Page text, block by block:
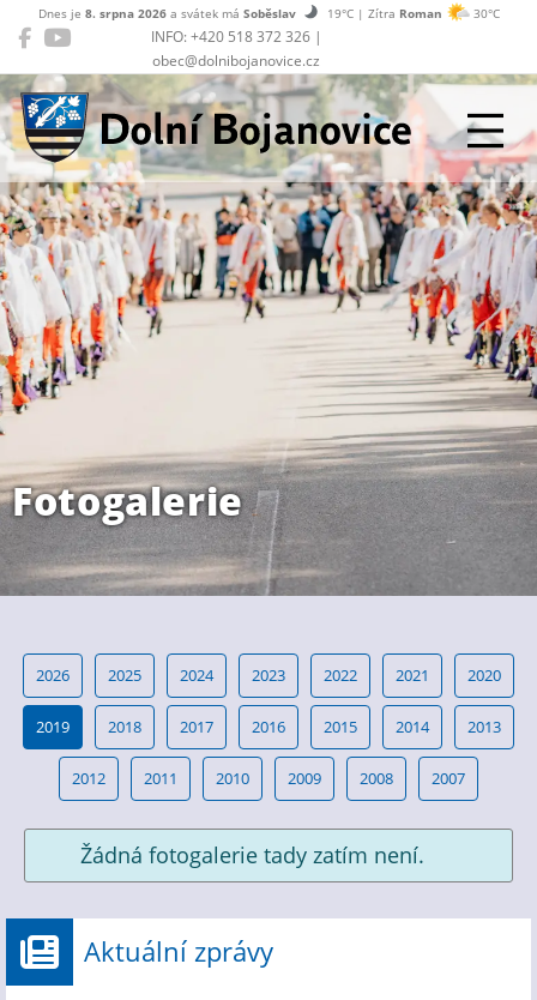
INFO: +420 518 372 326 |
obec@dolnibojanovice.cz
Dnes je 8. srpna 2026a svátek má Soběslav 19°C | Zítra Roman 30°C
Dolní Bojanovice
Fotogalerie
2026 2025 2024 2023 2022 2021 2020
2019 2018 2017 2016 2015 2014 2013
2012 2011 2010 2009 2008 2007
Žádná fotogalerie tady zatím není.
Aktuální zprávy